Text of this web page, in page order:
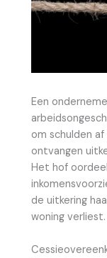
Een
om schulden
ontvangen
Het hof
de uitkering
woning verliest.